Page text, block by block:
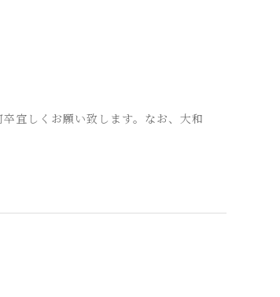
宜しくお願い致します。なお、大和